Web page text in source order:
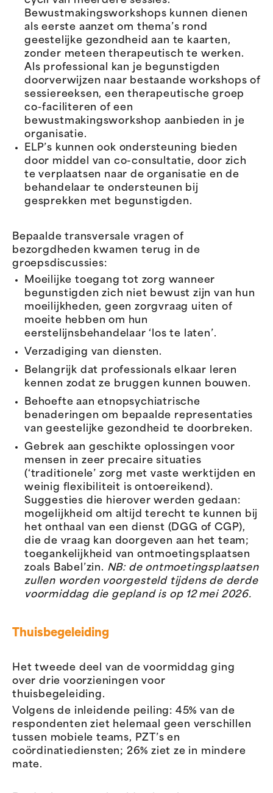
Bewustmakingsworkshops kunnen dienen
als eerste aanzet om thema’s rond
geestelijke gezondheid aan te kaarten,
zonder meteen therapeutisch te werken.
Als professional kan je begunstigden
doorverwijzen naar bestaande workshops of
sessiereeksen, een therapeutische groep
co-faciliteren of een
bewustmakingsworkshop aanbieden in je
organisatie.
ELP’s kunnen ook ondersteuning bieden
door middel van co-consultatie, door zich
te verplaatsen naar de organisatie en de
behandelaar te ondersteunen bij
gesprekken met begunstigden.
Bepaalde transversale vragen of
bezorgdheden kwamen terug in de
groepsdiscussies:
Moeilijke toegang tot zorg wanneer
begunstigden zich niet bewust zijn van hun
moeilijkheden, geen zorgvraag uiten of
moeite hebben om hun
eerstelijnsbehandelaar ‘los te laten’.
Verzadiging van diensten.
Belangrijk dat professionals elkaar leren
kennen zodat ze bruggen kunnen bouwen.
Behoefte aan etnopsychiatrische
benaderingen om bepaalde representaties
van geestelijke gezondheid te doorbreken.
Gebrek aan geschikte oplossingen voor
mensen in zeer precaire situaties
(‘traditionele’ zorg met vaste werktijden en
weinig flexibiliteit is ontoereikend).
Suggesties die hierover werden gedaan:
mogelijkheid om altijd terecht te kunnen bij
het onthaal van een dienst (DGG of CGP),
die de vraag kan doorgeven aan het team;
toegankelijkheid van ontmoetingsplaatsen
zoals Babel’zin. NB: de ontmoetingsplaatsen
zullen worden voorgesteld tijdens de derde
voormiddag die gepland is op 12 mei 2026.
Thuisbegeleiding
Het tweede deel van de voormiddag ging
over drie voorzieningen voor
thuisbegeleiding.
Volgens de inleidende peiling: 45% van de
respondenten ziet helemaal geen verschillen
tussen mobiele teams, PZT’s en
coördinatiediensten; 26% ziet ze in mindere
mate.